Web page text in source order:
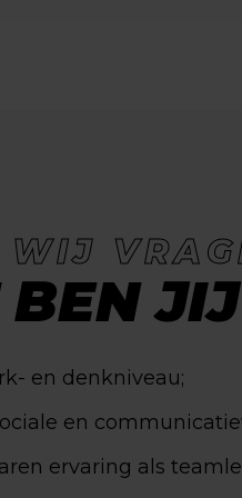
WIJ
JIJ
en denkniveau;
en
ervaring als